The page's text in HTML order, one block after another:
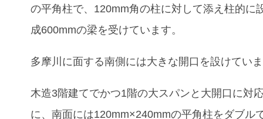
の平角柱で、120mm角の柱に対して添え柱的に
成600mmの梁を受けています。
多摩川に面する南側には大きな開口を設けてい
木造3階建てでかつ1階の大スパンと大開口に対
に、南面には120mm×240mmの平角柱をダブル